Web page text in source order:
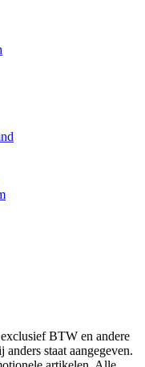
BTW en andere
staat aangegeven.